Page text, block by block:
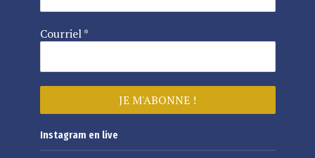
Courriel*
Instagram en live